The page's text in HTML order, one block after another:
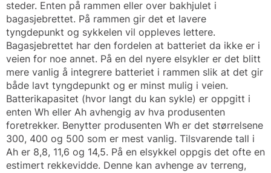
steder. Enten på rammen eller over bakhjulet i
bagasjebrettet. På rammen gir det et lavere
tyngdepunkt og sykkelen vil oppleves lettere.
Bagasjebrettet har den fordelen at batteriet da ikke er i
veien for noe annet. På en del nyere elsykler er det blitt
mere vanlig å integrere batteriet i rammen slik at det gir
både lavt tyngdepunkt og er minst mulig i veien.
Batterikapasitet (hvor langt du kan sykle) er oppgitt i
enten Wh eller Ah avhengig av hva produsenten
foretrekker. Benytter produsenten Wh er det størrelsene
300, 400 og 500 som er mest vanlig. Tilsvarende tall i
Ah er 8,8, 11,6 og 14,5. På en elsykkel oppgis det ofte en
estimert rekkevidde. Denne kan avhenge av terreng,